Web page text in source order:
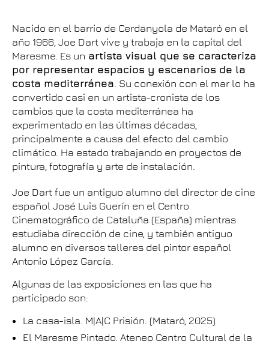
Nacido en el barrio de Cerdanyola de Mataró en el
año 1966, Joe Dart vive y trabaja en la capital del
Maresme. Es un artista visual que se caracteriza
por representar espacios y escenarios de la
costa mediterránea . Su conexión con el mar lo ha
convertido casi en un artista-cronista de los
cambios que la costa mediterránea ha
experimentado en las últimas décadas,
principalmente a causa del efecto del cambio
climático. Ha estado trabajando en proyectos de
pintura, fotografía y arte de instalación.
Joe Dart fue un antiguo alumno del director de cine
español José Luis Guerín en el Centro
Cinematográfico de Cataluña (España) mientras
estudiaba dirección de cine, y también antiguo
alumno en diversos talleres del pintor español
Antonio López García.
Algunas de las exposiciones en las que ha
participado son:
La casa-isla. M|A|C Prisión. (Mataró, 2025)
El Maresme Pintado. Ateneo Centro Cultural de la